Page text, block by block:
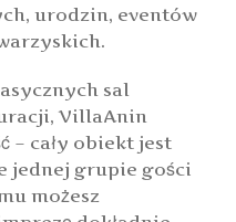
urodzin, eventów
sal
VillaAnin
– cały obiekt jest
jednej grupie gości
możesz